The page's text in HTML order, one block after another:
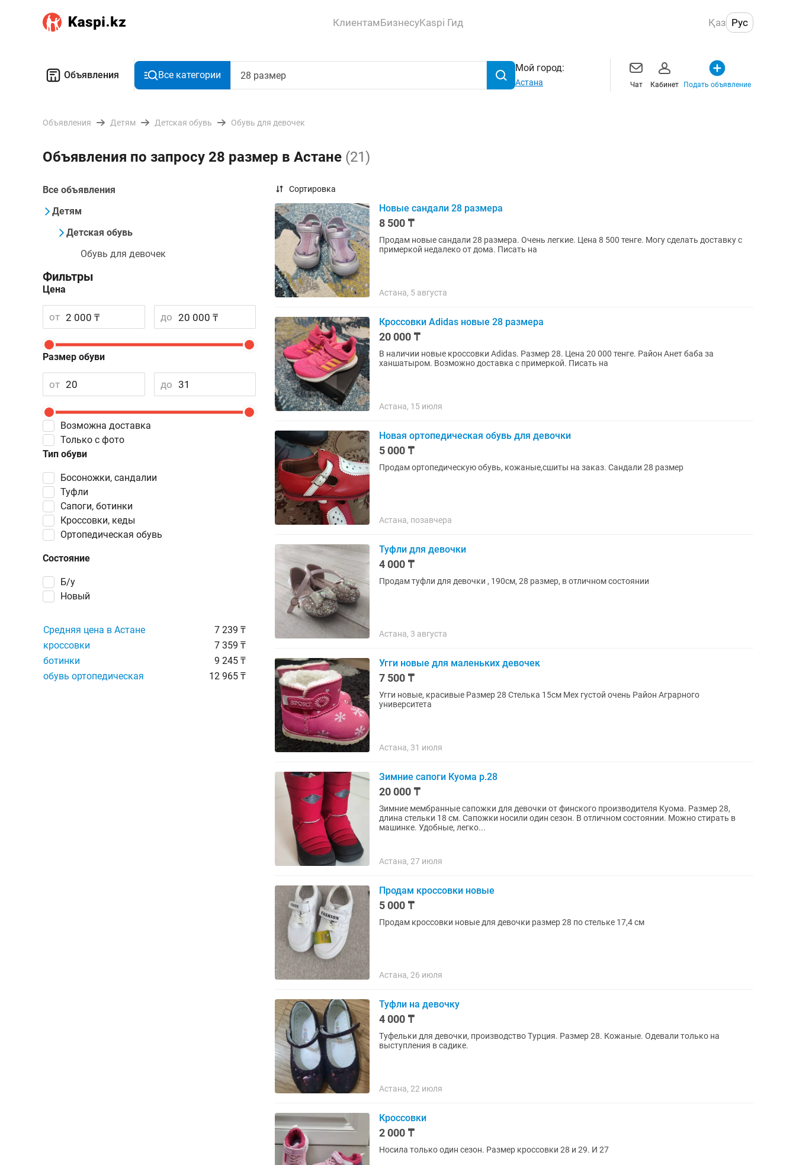
КлиентамБизнесуKaspi Гид Қаз Рус
Объявления Все категории
Мой город:
Астана Чат Кабинет Подать объявление
Объявления Детям Детская обувь Обувь для девочек
Объявления по запросу 28 размер в Астане (21)
Все объявления
Детям
Детская обувь
Обувь для девочек
Фильтры
Цена
от до
Возможна доставка
Тип обуви
Босоножки, сандалии
Туфли
Сапоги, ботинки
Кроссовки, кеды
Ортопедическая обувь
Размер обуви
от до
Состояние
Б/у
Новый
Только с фото
Средняя цена в Астане
7 239 ₸
кроссовки
7 359 ₸
ботинки
9 245 ₸
обувь ортопедическая
12 965 ₸
Сортировка
Новые сандали 28 размера
8 500 ₸
Продам новые сандали 28 размера. Очень легкие. Цена 8 500 тенге. Могу сделать доставку с
примеркой недалеко от дома. Писать на
Астана, 5 августа
Кроссовки Adidas новые 28 размера
20 000 ₸
В наличии новые кроссовки Adidas. Размер 28. Цена 20 000 тенге. Район Анет баба за
ханшатыром. Возможно доставка с примеркой. Писать на
Астана, 15 июля
Новая ортопедическая обувь для девочки
5 000 ₸
Продам ортопедическую обувь, кожаные,сшиты на заказ. Сандали 28 размер
Астана, позавчера
Туфли для девочки
4 000 ₸
Продам туфли для девочки , 190см, 28 размер, в отличном состоянии
Астана, 3 августа
Угги новые для маленьких девочек
7 500 ₸
Угги новые, красивые Размер 28 Стелька 15см Мех густой очень Район Аграрного
университета
Астана, 31 июля
Зимние сапоги Куома р.28
20 000 ₸
Зимние мембранные сапожки для девочки от финского производителя Куома. Размер 28,
длина стельки 18 см. Сапожки носили один сезон. В отличном состоянии. Можно стирать в
машинке. Удобные, легко...
Астана, 27 июля
Продам кроссовки новые
5 000 ₸
Продам кроссовки новые для девочки размер 28 по стельке 17,4 см
Астана, 26 июля
Туфли на девочку
4 000 ₸
Туфельки для девочки, производство Турция. Размер 28. Кожаные. Одевали только на
выступления в садике.
Астана, 22 июля
Кроссовки
2 000 ₸
Носила только один сезон. Размер кроссовки 28 и 29. И 27